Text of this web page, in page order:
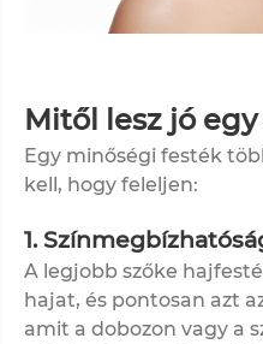
Mitől lesz jó
Egy minőségi festék
kell, hogy feleljen:
1.
A legjobb szőke
hajat, és pontosan azt
amit a dobozon vagy a